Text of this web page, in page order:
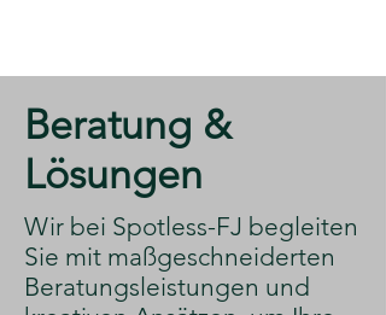
​Beratung &
Lösungen
​Wir bei Spotless-FJ begleiten
Sie mit maßgeschneiderten
Beratungsleistungen und